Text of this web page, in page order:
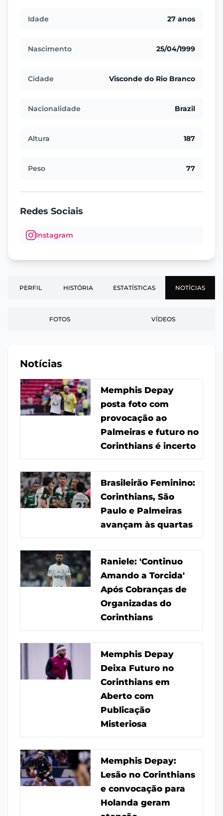
Idade 27 anos
Nascimento 25/04/1999
Cidade Visconde do Rio Branco
Nacionalidade Brazil
Altura 187
Peso 77
Redes Sociais
Instagram
PERFIL HISTÓRIA ESTATÍSTICAS NOTÍCIAS
FOTOS VÍDEOS
Notícias
Memphis Depay
posta foto com
provocação ao
Palmeiras e futuro no
Corinthians é incerto
Brasileirão Feminino:
Corinthians, São
Paulo e Palmeiras
avançam às quartas
Raniele: 'Continuo
Amando a Torcida'
Após Cobranças de
Organizadas do
Corinthians
Memphis Depay
Deixa Futuro no
Corinthians em
Aberto com
Publicação
Misteriosa
Memphis Depay:
Lesão no Corinthians
e convocação para
Holanda geram